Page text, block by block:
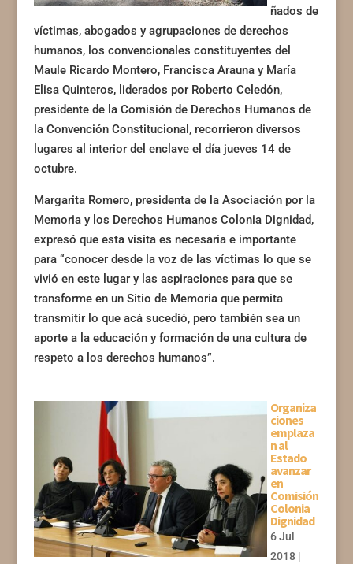
ñados de
víctimas, abogados y agrupaciones de derechos
humanos, los convencionales constituyentes del
Maule Ricardo Montero, Francisca Arauna y María
Elisa Quinteros, liderados por Roberto Celedón,
presidente de la Comisión de Derechos Humanos de
la Convención Constitucional, recorrieron diversos
lugares al interior del enclave el día jueves 14 de
octubre.
Margarita Romero, presidenta de la Asociación por la
Memoria y los Derechos Humanos Colonia Dignidad,
expresó que esta visita es necesaria e importante
para “conocer desde la voz de las víctimas lo que se
vivió en este lugar y las aspiraciones para que se
transforme en un Sitio de Memoria que permita
transmitir lo que acá sucedió, pero también sea un
aporte a la educación y formación de una cultura de
respeto a los derechos humanos”.
Organiza
ciones
emplaza
n al
Estado
avanzar
en
Comisión
Colonia
Dignidad
6 Jul
2018|